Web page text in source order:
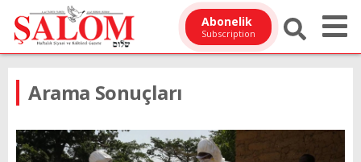
Abonelik
Subscription
Arama Sonuçları